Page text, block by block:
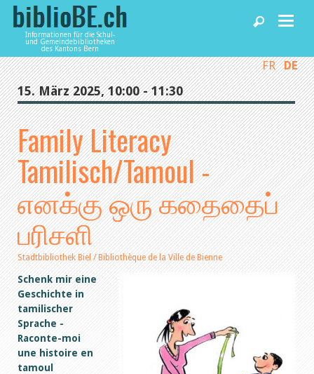
Informationen für die Schul-
und Gemeindebibliotheken
des Kantons Bern
Home
News und Fachbeiträge
Bibliotheken
Agenda
Dienstleistungen
biblioBE nutzen
FR DE
15. März 2025, 10:00 - 11:30
Family Literacy
Tamilisch/Tamoul -
எனக்கு ஒரு கதைதைப்
பரிசளி
Stadtbibliothek Biel / Bibliothèque de la Ville de Bienne
Schenk mir eine
Geschichte in
tamilischer
Sprache -
Raconte-moi
une histoire en
tamoul